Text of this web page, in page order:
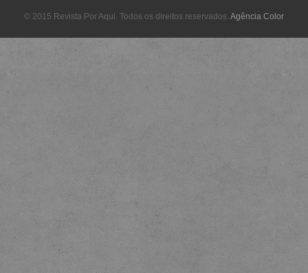
© 2015 Revista Por Aqui. Todos os direitos reservados. Agência Color